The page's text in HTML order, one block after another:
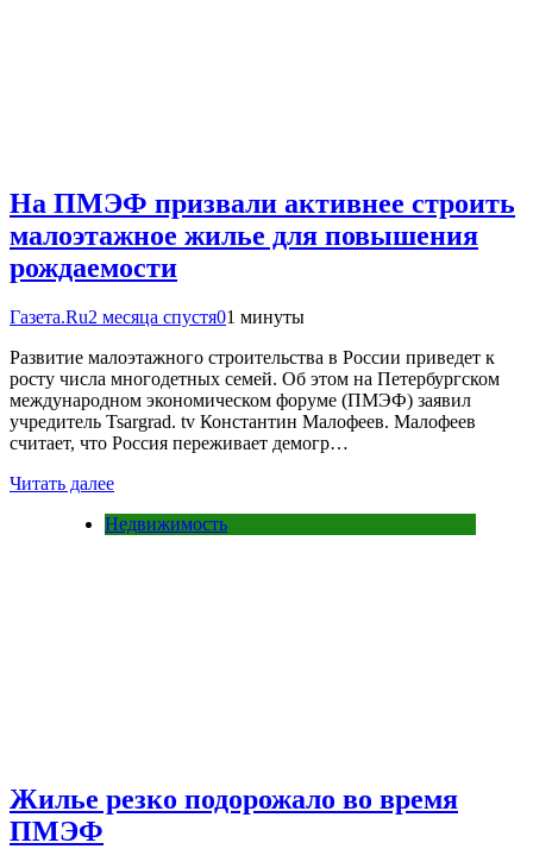
На ПМЭФ призвали активнее строить
малоэтажное жилье для повышения
рождаемости
Газета.Ru2 месяца спустя01 минуты
Развитие малоэтажного строительства в России приведет к
росту числа многодетных семей. Об этом на Петербургском
международном экономическом форуме (ПМЭФ) заявил
учредитель Tsargrad. tv Константин Малофеев. Малофеев
считает, что Россия переживает демогр…
Читать далее
Недвижимость
Жилье резко подорожало во время
ПМЭФ